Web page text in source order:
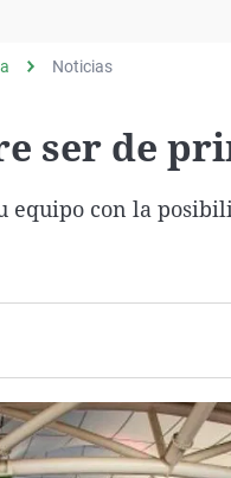
Noticias
ser de
equipo con la